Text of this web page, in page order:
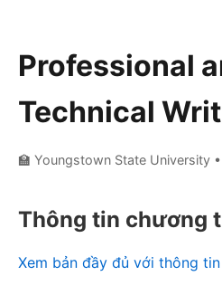
Professional
Technical
🏫 Youngstown State University
Thông tin chương
Xem bản đầy đủ với thông